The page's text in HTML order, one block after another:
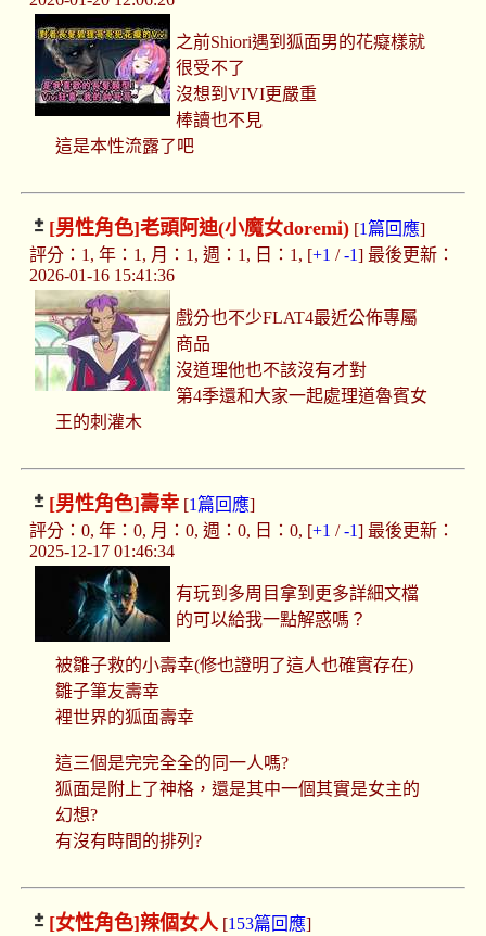
之前Shiori遇到狐面男的花癡樣就
很受不了
沒想到VIVI更嚴重
棒讀也不見
這是本性流露了吧
[男性角色]老頭阿迪(小魔女doremi)[1篇回應]
評分：1, 年：1, 月：1, 週：1, 日：1, [+1 /-1] 最後更新：
2026-01-16 15:41:36
戲分也不少FLAT4最近公佈專屬
商品
沒道理他也不該沒有才對
第4季還和大家一起處理道魯賓女
王的刺灌木
[男性角色]壽幸[1篇回應]
評分：0, 年：0, 月：0, 週：0, 日：0, [+1 /-1] 最後更新：
2025-12-17 01:46:34
有玩到多周目拿到更多詳細文檔
的可以給我一點解惑嗎？
被雛子救的小壽幸(修也證明了這人也確實存在)
雛子筆友壽幸
裡世界的狐面壽幸
這三個是完完全全的同一人嗎?
狐面是附上了神格，還是其中一個其實是女主的
幻想?
有沒有時間的排列?
[女性角色]辣個女人[153篇回應]